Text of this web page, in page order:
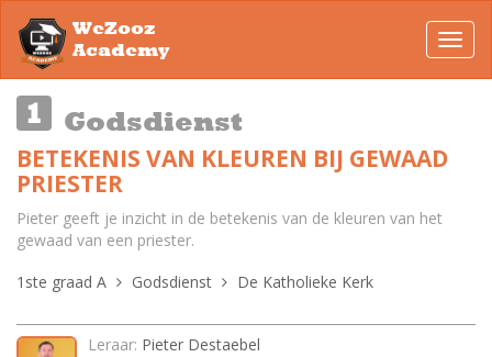
WeZooz
Academy
Godsdienst
BETEKENIS VAN KLEUREN BIJ GEWAAD
PRIESTER
Pieter geeft je inzicht in de betekenis van de kleuren van het
gewaad van een priester.
1ste graad A
Godsdienst De Katholieke Kerk
Leraar: Pieter Destaebel